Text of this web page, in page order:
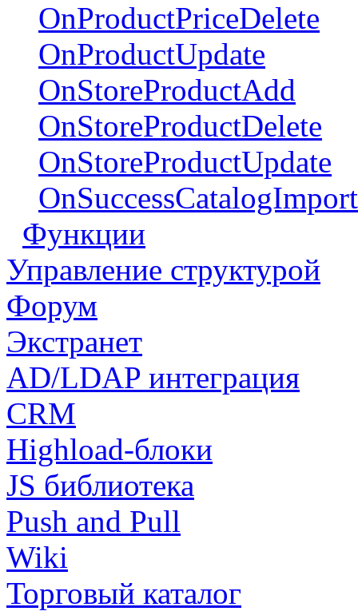
OnProductPriceDelete
OnProductUpdate
OnStoreProductAdd
OnStoreProductDelete
OnStoreProductUpdate
Функции
Управление структурой
Форум
Экстранет
AD/LDAP интеграция
CRM
Highload-блоки
JS библиотека
Push and Pull
Wiki
Торговый каталог